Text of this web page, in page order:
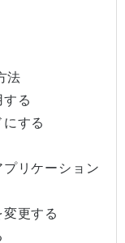
法
る
する
リケーション
更する